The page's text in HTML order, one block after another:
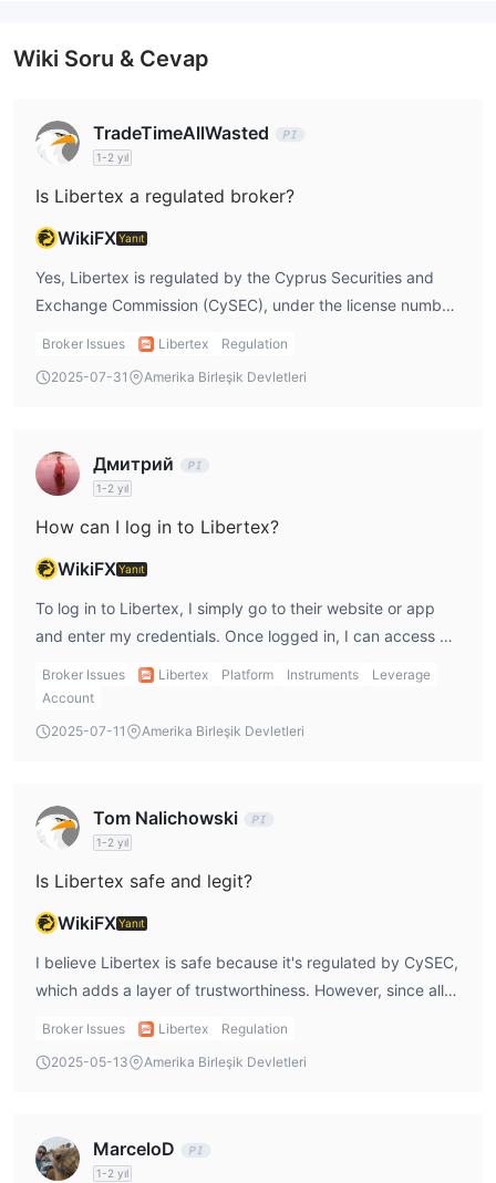
Minimum çekme tutarı banka havalesi için €0, diğer yöntemler
Wiki Soru & Cevap
TradeTimeAllWasted
1-2 yıl
Is Libertex a regulated broker?
WikiFXYanıt
Yes, Libertex is regulated by the Cyprus Securities and
Exchange Commission (CySEC), under the license number
164/12. This regulation assures me that Libertex operates
sense of security when trading. However, even with
Broker Issues Libertex
Regulation
2025-07-31
Amerika Birleşik Devletleri
Дмитрий
1-2 yıl
How can I log in to Libertex?
WikiFXYanıt
To log in to Libertex, I simply go to their website or app
and enter my credentials. Once logged in, I can access all
the trading features. If I'm using MT4 or MT5, I can log in
with my Libertex account details directly on those
Broker Issues Libertex Platform Instruments
Leverage
Account
2025-07-11
Amerika Birleşik Devletleri
Tom Nalichowski
1-2 yıl
Is Libertex safe and legit?
WikiFXYanıt
I believe Libertex is safe because it's regulated by CySEC,
which adds a layer of trustworthiness. However, since all
trading involves risk, I always emphasize risk management
recommend doing my own research to ensure it aligns
Broker Issues Libertex
Regulation
2025-05-13
Amerika Birleşik Devletleri
MarceloD
1-2 yıl